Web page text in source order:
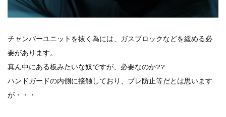
チャンバーユニットを抜く為には、ガスブロックなどを緩める必
要があります。
真ん中にある板みたいな奴ですが、必要なのか??
ハンドガードの内側に接触しており、ブレ防止等だとは思います
が・・・